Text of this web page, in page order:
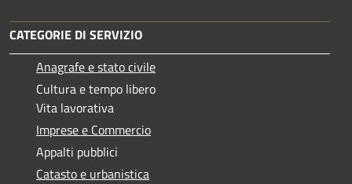
CATEGORIE DI SERVIZIO
Anagrafe e stato civile
Cultura e tempo libero
Vita lavorativa
Imprese e Commercio
Appalti pubblici
Catasto e urbanistica